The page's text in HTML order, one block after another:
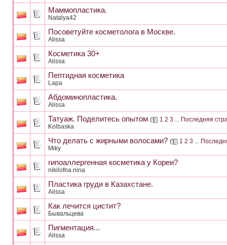
Маммопластика.
Natalya42
Посоветуйте косметолога в Москве.
Alissa
Косметика 30+
Alissa
Пептидная косметика
Lapa
Абдоминопластика.
Alissa
Татуаж. Поделитесь опытом ( 1 2 3 ... Последняя
Kolbaska
Что делать с жирными волосами? ( 1 2 3 ...
Miky
гипоаллергенная косметика у Кореи?
nikilofna.nina
Пластика груди в Казахстане.
Alissa
Как лечится цистит?
Бывальцева
Пигментация...
Alissa